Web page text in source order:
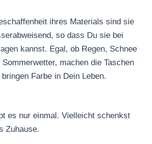
ihres Materials sind sie
so dass Du sie bei
kannst. Egal, ob Regen, Schnee
machen die Taschen
Farbe in Dein Leben.
es nur einmal. Vielleicht schenkst
Zuhause.